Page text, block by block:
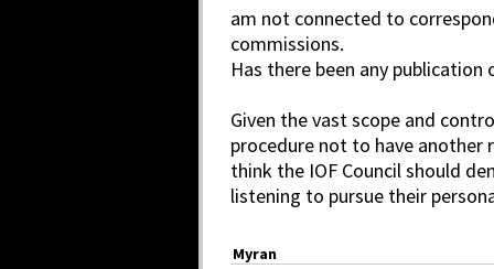
am not connected to
commissions.
Has there been any
Given the vast scope and
procedure not to have
think the IOF Council should
listening to pursue their
Myran